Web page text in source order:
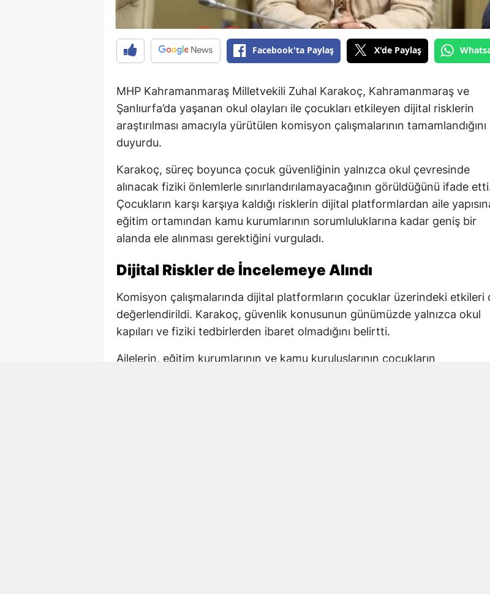
Facebook'ta Paylaş X'de Paylaş
MHP Kahramanmaraş Milletvekili Zuhal Karakoç, Kahramanmaraş ve
Şanlıurfa’da yaşanan okul olayları ile çocukları etkileyen dijital risklerin
araştırılması amacıyla yürütülen komisyon çalışmalarının tamamlandığını
duyurdu.
Karakoç, süreç boyunca çocuk güvenliğinin yalnızca okul çevresinde
alınacak fiziki önlemlerle sınırlandırılamayacağının görüldüğünü ifade
Çocukların karşı karşıya kaldığı risklerin dijital platformlardan aile
eğitim ortamından kamu kurumlarının sorumluluklarına kadar geniş bir
alanda ele alınması gerektiğini vurguladı.
Dijital Riskler de İncelemeye Alındı
Komisyon çalışmalarında dijital platformların çocuklar üzerindeki etkileri
değerlendirildi. Karakoç, güvenlik konusunun günümüzde yalnızca okul
kapıları ve fiziki tedbirlerden ibaret olmadığını belirtti.
Ailelerin, eğitim kurumlarının ve kamu kuruluşlarının çocukların